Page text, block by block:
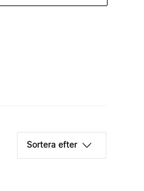
Sortera efter